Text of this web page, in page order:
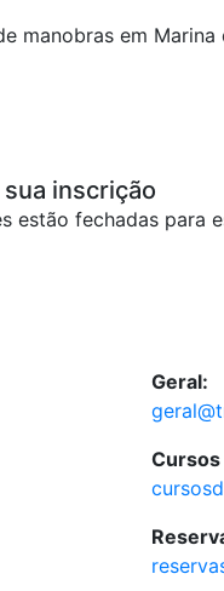
manobras em
inscrição
estão fechadas para
Geral:
Cursos